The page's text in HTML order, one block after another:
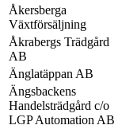
Åkersberga
Växtförsäljning
Åkrabergs Trädgård
AB
Änglatäppan AB
Ängsbackens
Handelsträdgård c/o
LGP Automation AB